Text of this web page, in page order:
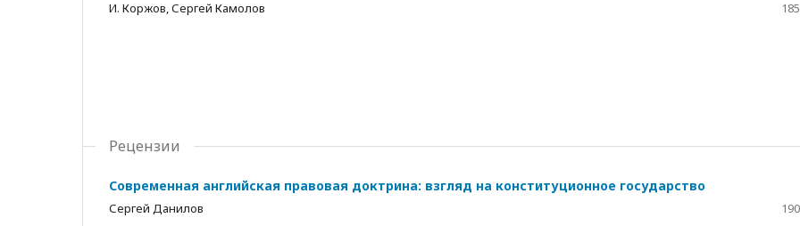
И. Коржов, Сергей Камолов
Рецензии
Современная английская правовая доктрина: взгляд на конституционное государство
Сергей Данилов